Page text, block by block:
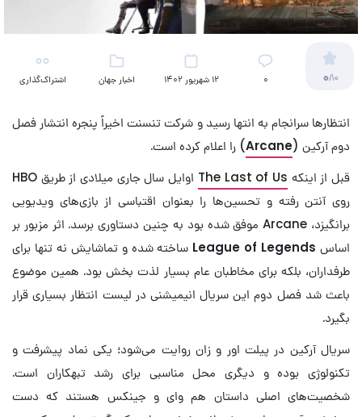
0/10 ۰ 12 شهریور 1402
اخبار جهان
اشتراک‌گذاری
انتظارها سرانجام به انتها رسید و شرکت تنسنت اخیراً پنجره انتشار فصل
دوم آرکین (Arcane) را اعلام کرده است.
قبل از اینکه The Last of Us
اوایل سال جاری میلادی از طریق HBO
روی آنتن رفته و تحسین‌ها را بعنوان اقتباسی از بازی‌های ویدیویی
برانگیزد، Arcane موفق شده بود به چنین دستاوری برسد. اثر مزبور بر
اساس League of Legends ساخته شده و تماشایش نه تنها برای
طرفداران، بلکه برای مخاطبان عام بسیار لذت بخش بود. همین موضوع
باعث شد فصل دوم این سریال انیمیشنی در لیست انتظار بسیاری قرار
بگیرد.
سریال آرکین در پیلت اور و زان روایت می‌شود؛ یکی نماد پیشرفت و
تکنولوژی بوده و دیگری محل مناسبی برای رشد تبهکاران است.
شخصیت‌های اصلی داستان هم وای و جینکس هستند که دست